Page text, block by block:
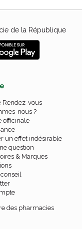
de la République
Rendez-vous
nous ?
officinale
un effet indésirable
question
& Marques
des pharmacies